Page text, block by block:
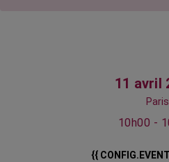
11 avril
Paris
10h00 -
{{